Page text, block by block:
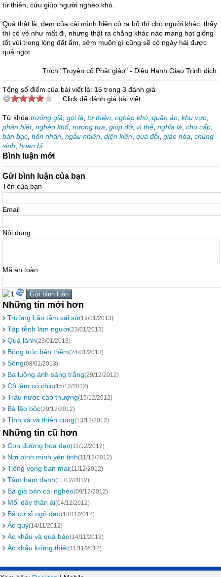
từ thiện, cứu giúp người nghèo khó.
Quả thật là, đem của cải mình hiện có ra bố thí cho người khác, thấy
thì có vẻ như mất đi, nhưng thật ra chẳng khác nào mang hạt giống
tốt vùi trong lòng đất ẩm, sớm muộn gì cũng sẽ có ngày hái được
quả ngọt.
Trích "Truyện cổ Phật giáo" - Diệu Hạnh Giao Trinh dịch.
Tổng số điểm của bài viết là: 15 trong 3 đánh giá
Click để đánh giá bài viết
Từ khóa:trưởng giả gọi là từ thiện nghèo khó quần áo khu vực
phân biệt, nghèo khổ, nương tựa giúp đỡ, vì thế, nghĩa là chu cấp
bàn bạc hôn nhân ngẫu nhiên diện kiến quá đỗi, giáo hóa chúng
sinh hoan hỉ
Bình luận mới
Gửi bình luận của bạn
Tên của bạn
Email
Nội dung
Mã an toàn
Những tin mới hơn
Trưởng Lão tâm sai sử(19/01/2013)
Tập tễnh làm người(23/01/2013)
Quả lành(23/01/2013)
Bóng trúc bên thềm(24/01/2013)
Sóng(08/01/2013)
Ba luồng ánh sáng trắng(29/12/2012)
Có làm có chịu(15/12/2012)
Trâu nước cao thượng(15/12/2012)
Bà lão bộc(29/12/2012)
Tịnh xá và thiên cung(13/12/2012)
Những tin cũ hơn
Con đường hoa đạo(11/12/2012)
Nơi bình minh yên tịnh(11/12/2012)
Tiếng vọng ban mai(11/12/2012)
Tâm ham danh(11/12/2012)
Bà già bán cái nghèo(09/12/2012)
Mối dây thân ái(04/12/2012)
Bà cư sĩ ngộ đạo(18/11/2012)
Ác quỷ(14/11/2012)
Ác khẩu và quả báo(14/11/2012)
Ác khẩu lưỡng thiệt(11/11/2012)